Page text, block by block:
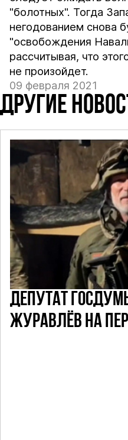
"болотных". Тогда
негодованием снова
"освобождения
рассчитывая, что
не произойдет.
09 февраля 2021
ДРУГИЕ
ДЕПУТАТ
ЖУРАВЛЁВ НА